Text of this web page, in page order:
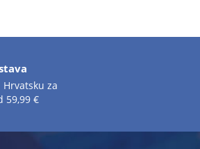
za
59,99 €